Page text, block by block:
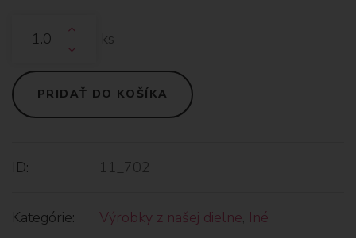
ks
PRIDAŤ DO KOŠÍKA
ID: 11_702
Kategórie: Výrobky z našej dielne, Iné